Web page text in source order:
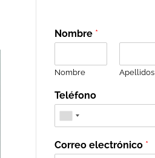
Nombre *
Nombre Apellidos
Teléfono
Correo electrónico *